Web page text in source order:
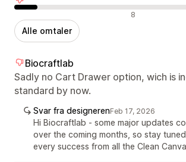
Negative omtaler 8
Alle omtaler
Biocraftlab
Sadly no Cart Drawer option, wich is
standard by now.
Svar fra designerenFeb 17, 2026
Hi Biocraftlab - some major updates
over the coming months, so stay
every success from all the Clean